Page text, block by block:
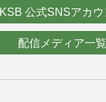
KSB 公式SNSアカウ
配信メディア一覧